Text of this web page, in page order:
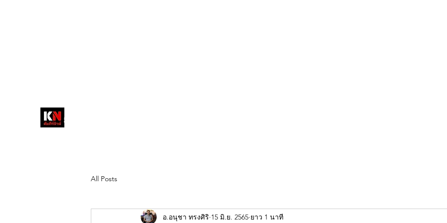
วส์
สื่อลึกวงการสงฆ์ เจาะตรงพระเครื่อง
All Posts
อ.อนุชา ทรงศิริ 15 มิ.ย. 2565 ยาว 1 นาที